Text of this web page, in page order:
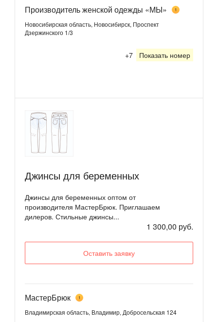
Производитель женской одежды «МЫ» 1
Новосибирская область, Новосибирск, Проспект
Дзержинского 1/3
+7 Показать номер
Джинсы для беременных
Джинсы для беременных оптом от
производителя МастерБрюк. Приглашаем
дилеров. Стильные джинсы...
1 300,00 руб.
Оставить заявку
МастерБрюк 1
Владимирская область, Владимир, Добросельская 124